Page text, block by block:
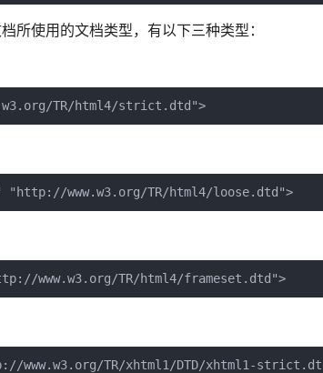
所使用的文档类型，有以下三种类型：
TR/html4/strict.dtd">
"http://www.w3.org/TR/html4/loose.dtd">
www.w3.org/TR/html4/frameset.dtd">
www.w3.org/TR/xhtml1/DTD/xhtml1-